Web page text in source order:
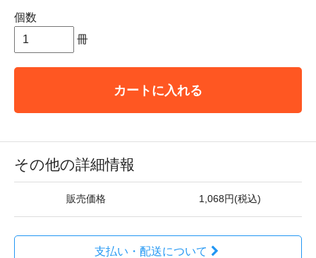
個数
冊
カートに入れる
その他の詳細情報
販売価格 1,068円(税込)
支払い・配送について